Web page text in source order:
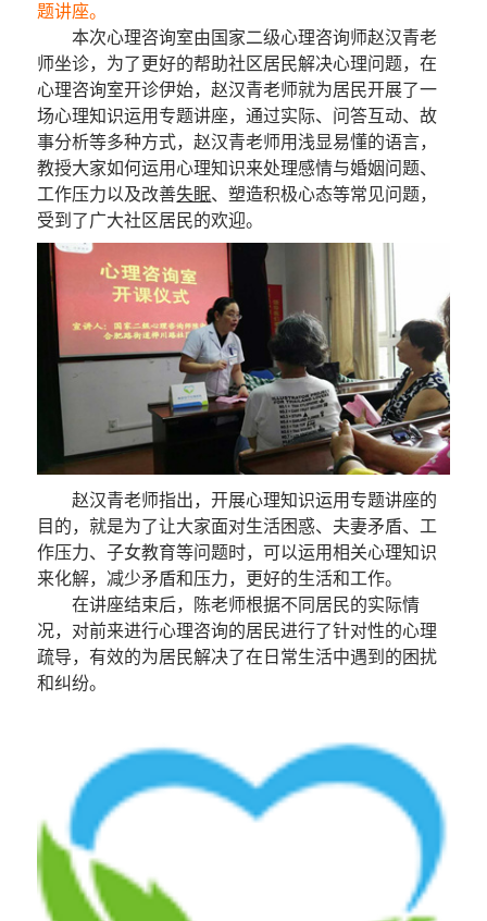
题讲座。
本次心理咨询室由国家二级心理咨询师赵汉青老
师坐诊，为了更好的帮助社区居民解决心理问题，在
心理咨询室开诊伊始，赵汉青老师就为居民开展了一
场心理知识运用专题讲座，通过实际、问答互动、故
事分析等多种方式，赵汉青老师用浅显易懂的语言，
教授大家如何运用心理知识来处理感情与婚姻问题、
工作压力以及改善失眠、塑造积极心态等常见问题，
受到了广大社区居民的欢迎。
赵汉青老师指出，开展心理知识运用专题讲座的
目的，就是为了让大家面对生活困惑、夫妻矛盾、工
作压力、子女教育等问题时，可以运用相关心理知识
来化解，减少矛盾和压力，更好的生活和工作。
在讲座结束后，陈老师根据不同居民的实际情
况，对前来进行心理咨询的居民进行了针对性的心理
疏导，有效的为居民解决了在日常生活中遇到的困扰
和纠纷。